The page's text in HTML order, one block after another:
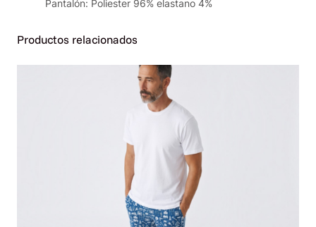
d
a
Pantalón: Poliester 96% elastano 4%
Productos relacionados